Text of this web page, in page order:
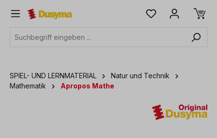
springen
SPIEL- UND LERNMATERIAL
Natur und Technik
Mathematik
Apropos Mathe